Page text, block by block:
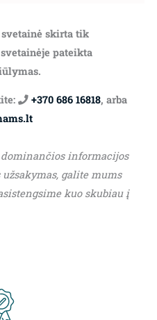
skirta tik
pateikta
+370 686 16818, arba
informacijos
galite mums
kuo skubiau į